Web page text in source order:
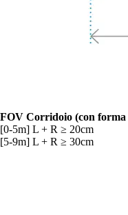
FOV Corridoio (con forma
[0-5m] L + R ≥ 20cm
[5-9m] L + R ≥ 30cm